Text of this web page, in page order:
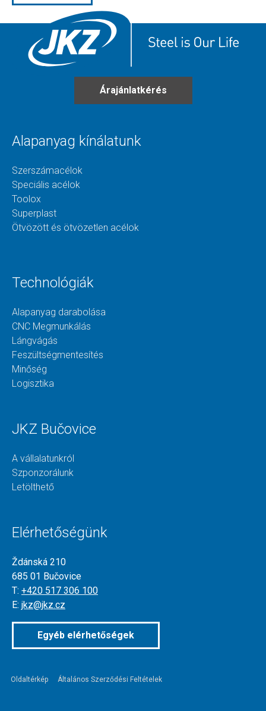
Árajánlatkérés
Alapanyag kínálatunk
Szerszámacélok
Speciális acélok
Toolox
Superplast
Ötvözött és ötvözetlen acélok
Technológiák
Alapanyag darabolása
CNC Megmunkálás
Lángvágás
Feszültségmentesítés
Minőség
Logisztika
JKZ Bučovice
A vállalatunkról
Szponzorálunk
Letölthető
Elérhetőségünk
Ždánská 210
685 01 Bučovice
T: +420 517 306 100
E: jkz@jkz.cz
Egyéb elérhetőségek
Oldaltérkép Általános Szerződési Feltételek